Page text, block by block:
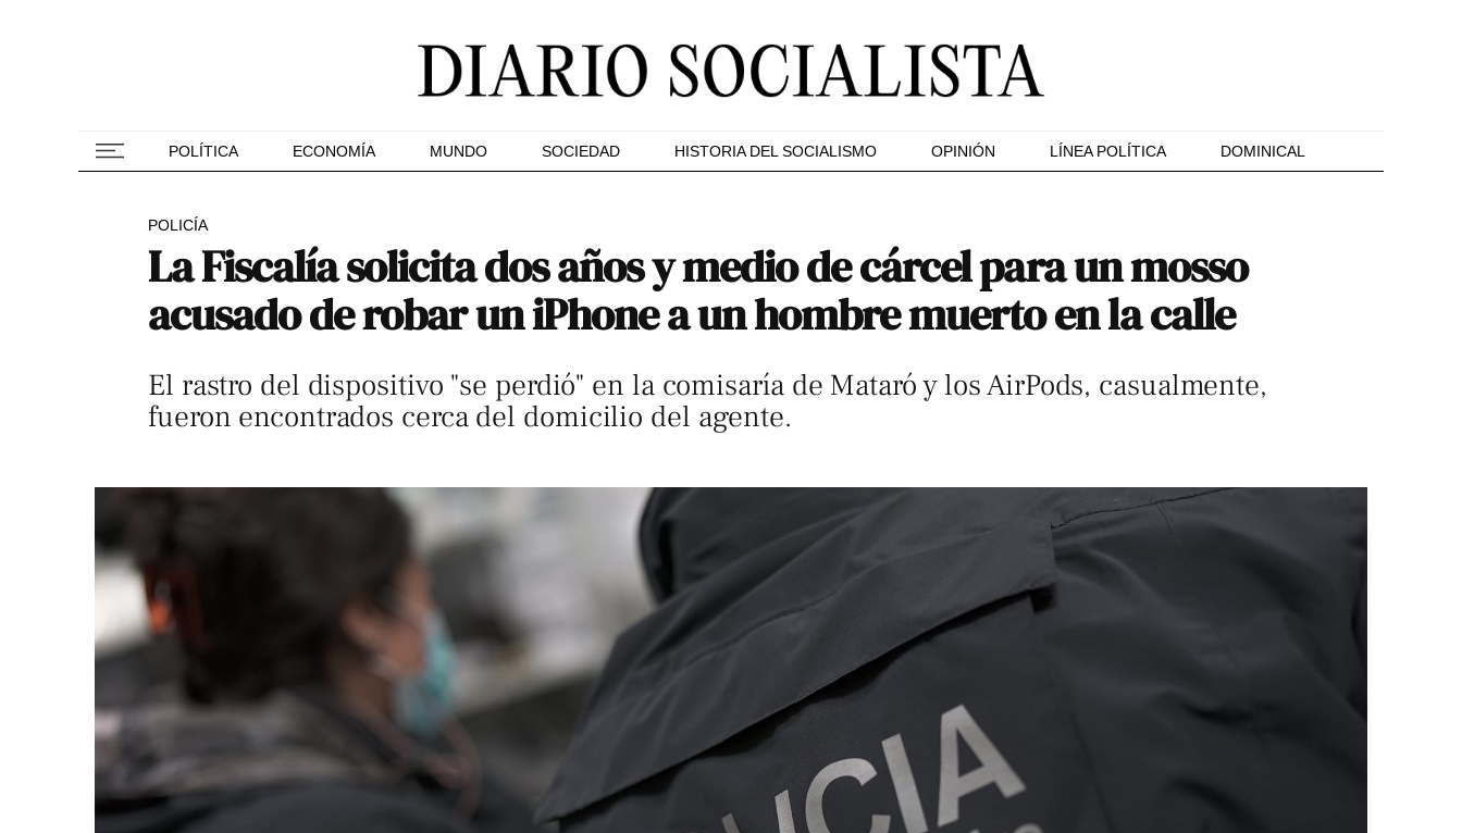
POLÍTICA ECONOMÍA MUNDO SOCIEDAD HISTORIA DEL SOCIALISMO OPINIÓN LÍNEA POLÍTICA DOMINICAL
POLICÍA
La Fiscalía solicita dos años y medio de cárcel para un mosso
acusado de robar un iPhone a un hombre muerto en la calle
El rastro del dispositivo "se perdió" en la comisaría de Mataró y los AirPods, casualmente,
fueron encontrados cerca del domicilio del agente.